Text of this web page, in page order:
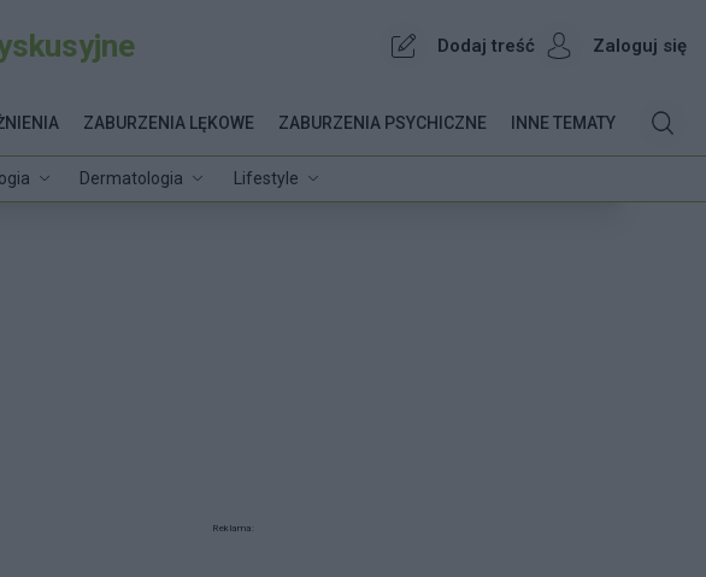
Dodaj treść Zaloguj się
Dermatologia Lifestyle
ZABURZENIA LĘKOWE ZABURZENIA PSYCHICZNE INNE TEMATY
Reklama: